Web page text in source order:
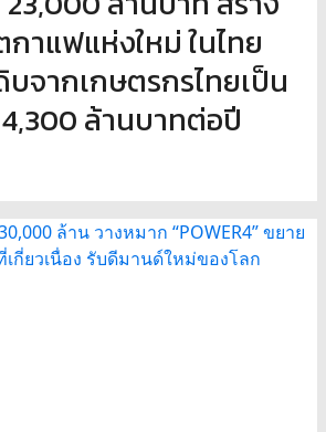
าแฟแห่งใหม่ ในไทย
จากเกษตรกรไทยเป็น
ล้านบาทต่อปี